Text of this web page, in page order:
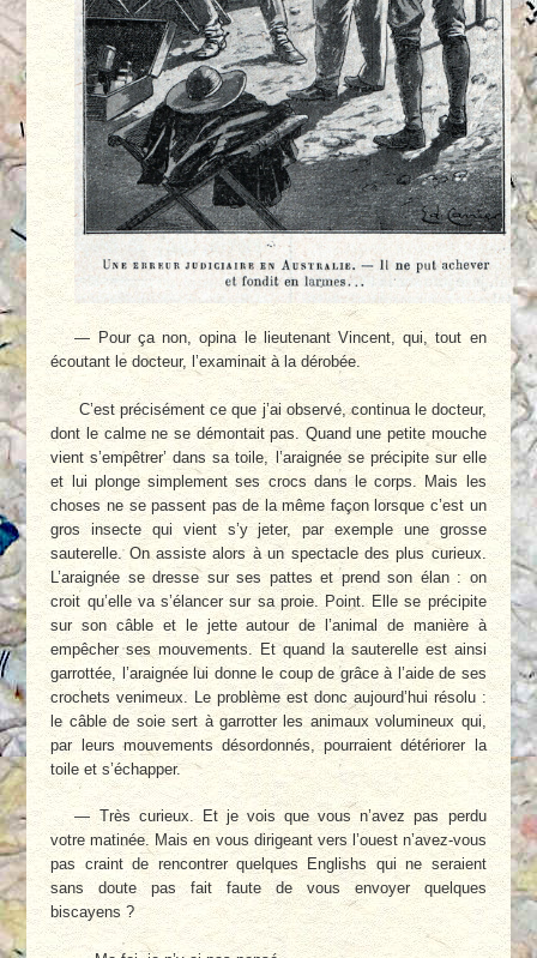
— Pour ça non, opina le lieutenant Vincent, qui, tout en
écoutant le docteur, l’examinait à la dérobée.
C’est précisément ce que j’ai observé, continua le docteur,
dont le calme ne se démontait pas. Quand une petite mouche
vient s’empêtrer’ dans sa toile, l’araignée se précipite sur elle
et lui plonge simplement ses crocs dans le corps. Mais les
choses ne se passent pas de la même façon lorsque c’est un
gros insecte qui vient s’y jeter, par exemple une grosse
sauterelle. On assiste alors à un spectacle des plus curieux.
L’araignée se dresse sur ses pattes et prend son élan : on
croit qu’elle va s’élancer sur sa proie. Point. Elle se précipite
sur son câble et le jette autour de l’animal de manière à
empêcher ses mouvements. Et quand la sauterelle est ainsi
garrottée, l’araignée lui donne le coup de grâce à l’aide de ses
crochets venimeux. Le problème est donc aujourd’hui résolu :
le câble de soie sert à garrotter les animaux volumineux qui,
par leurs mouvements désordonnés, pourraient détériorer la
toile et s’échapper.
— Très curieux. Et je vois que vous n’avez pas perdu
votre matinée. Mais en vous dirigeant vers l’ouest n’avez-vous
pas craint de rencontrer quelques Englishs qui ne seraient
sans doute pas fait faute de vous envoyer quelques
biscayens ?